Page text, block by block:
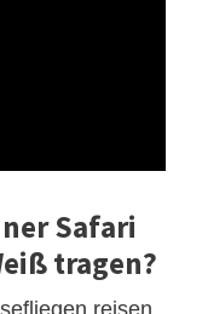
Safari
tragen?
reisen,